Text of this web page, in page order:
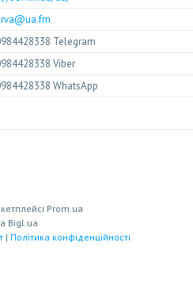
Telegram
Viber
WhatsApp
Prom.ua
Bigl.ua
| Політика конфіденційності